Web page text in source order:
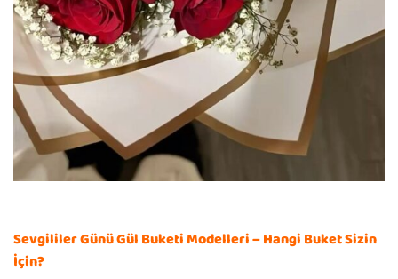
Sevgililer Günü Gül Buketi Modelleri – Hangi Buket Sizin
İçin?